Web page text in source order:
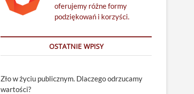
oferujemy różne formy
podziękowań i korzyści.
OSTATNIE WPISY
Zło w życiu publicznym. Dlaczego odrzucamy
wartości?